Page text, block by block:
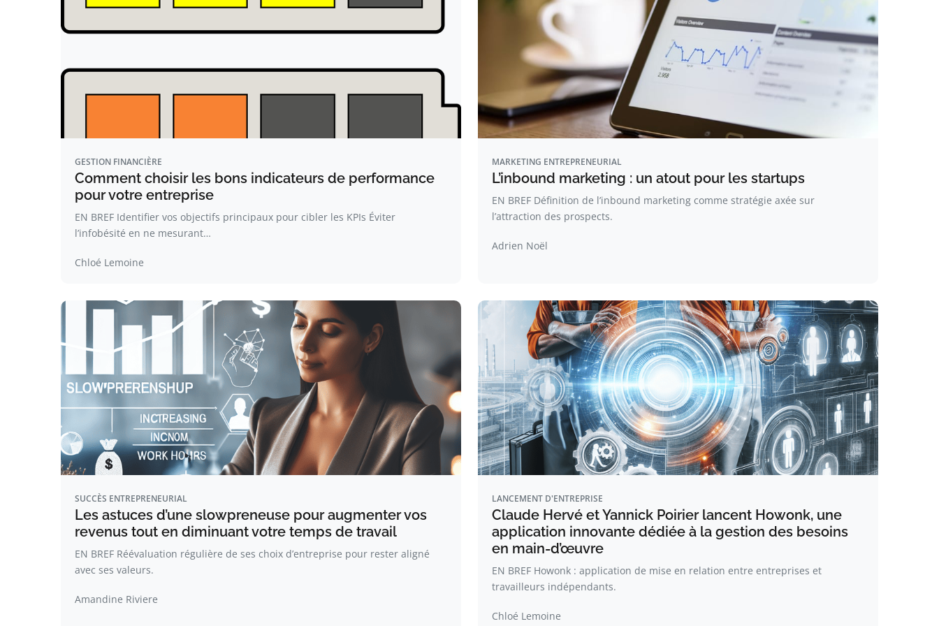
GESTION FINANCIÈRE
Comment choisir les bons indicateurs de performance
pour votre entreprise
EN BREF Identifier vos objectifs principaux pour cibler les KPIs Éviter
l’infobésité en ne mesurant…
Chloé Lemoine
MARKETING ENTREPRENEURIAL
L’inbound marketing : un atout pour les startups
EN BREF Définition de l’inbound marketing comme stratégie axée sur
l’attraction des prospects.
Adrien Noël
SUCCÈS ENTREPRENEURIAL
Les astuces d’une slowpreneuse pour augmenter vos
revenus tout en diminuant votre temps de travail
EN BREF Réévaluation régulière de ses choix d’entreprise pour rester aligné
avec ses valeurs.
Amandine Riviere
LANCEMENT D'ENTREPRISE
Claude Hervé et Yannick Poirier lancent Howonk, une
application innovante dédiée à la gestion des besoins
en main-d’œuvre
EN BREF Howonk : application de mise en relation entre entreprises et
travailleurs indépendants.
Chloé Lemoine